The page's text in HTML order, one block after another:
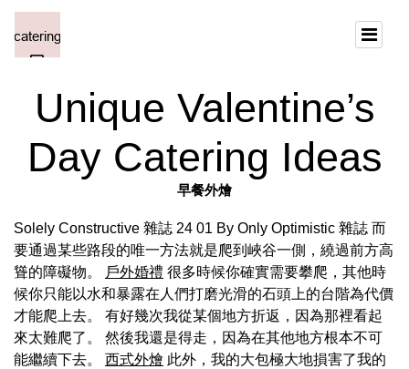
Unique Valentine’s
Day Catering Ideas
早餐外燴
Solely Constructive 雜誌 24 01 By Only Optimistic 雜誌 而
要通過某些路段的唯一方法就是爬到峽谷一側，繞過前方高
聳的障礙物。
戶外婚禮 很多時候你確實需要攀爬，其他時
候你只能以水和暴露在人們打磨光滑的石頭上的台階為代價
才能爬上去。 有好幾次我從某個地方折返，因為那裡看起
來太難爬了。 然後我還是得走，因為在其他地方根本不可
能繼續下去。 西式外燴 此外，我的大包極大地損害了我的